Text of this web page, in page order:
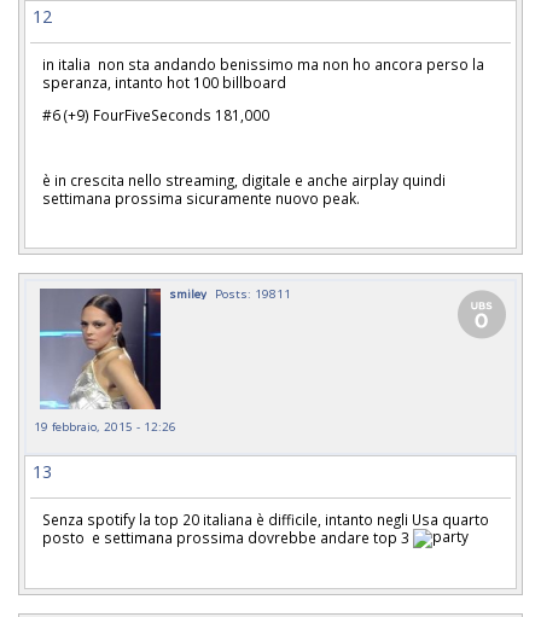
12
in italia non sta andando benissimo ma non ho ancora perso la
speranza, intanto hot 100 billboard
#6 (+9) FourFiveSeconds 181,000
è in crescita nello streaming, digitale e anche airplay quindi
settimana prossima sicuramente nuovo peak.
smiley Posts: 19811
19 febbraio, 2015 - 12:26
13
Senza spotify la top 20 italiana è difficile, intanto negli Usa quarto
posto e settimana prossima dovrebbe andare top 3